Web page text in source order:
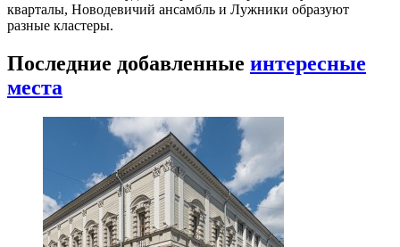
кварталы, Новодевичий ансамбль и Лужники образуют
разные кластеры.
Последние добавленные интересные
места